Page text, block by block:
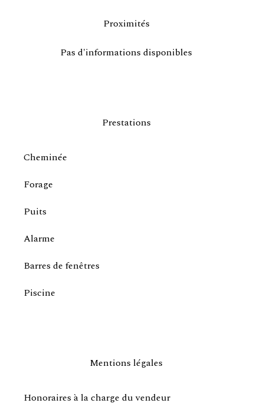
Proximités
Pas d'informations disponibles
Prestations
Cheminée
Forage
Puits
Alarme
Barres de fenêtres
Piscine
Mentions légales
Honoraires à la charge du vendeur